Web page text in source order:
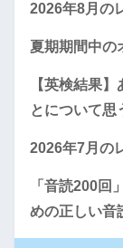
2026年8月の
夏期期間中の
【英検結果
とについて思
2026年7月の
「音読200回
めの正しい音